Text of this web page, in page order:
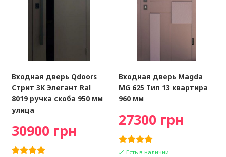
Входная дверь Qdoors
Стрит 3К Элегант Ral
8019 ручка скоба 950 мм
улица
30900 грн
Входная дверь Magda
MG 625 Тип 13 квартира
960 мм
27300 грн
Есть в наличии